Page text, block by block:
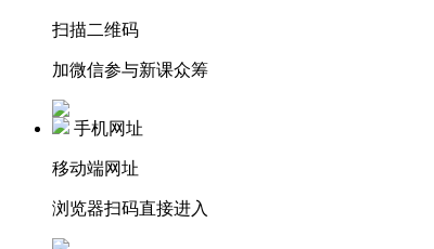
扫描二维码
加微信参与新课众筹
手机网址
移动端网址
浏览器扫码直接进入